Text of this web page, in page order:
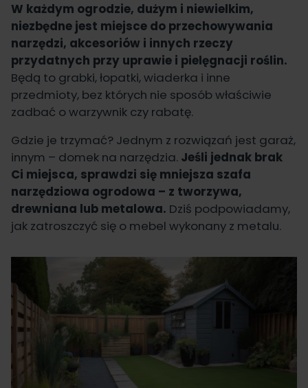
W każdym ogrodzie, dużym i niewielkim,
niezbędne jest miejsce do przechowywania
narzędzi, akcesoriów i innych rzeczy
przydatnych przy uprawie i pielęgnacji roślin.
Będą to grabki, łopatki, wiaderka i inne
przedmioty, bez których nie sposób właściwie
zadbać o warzywnik czy rabatę.
Gdzie je trzymać? Jednym z rozwiązań jest garaż,
innym – domek na narzędzia. Jeśli jednak brak
Ci miejsca, sprawdzi się mniejsza szafa
narzędziowa ogrodowa – z tworzywa,
drewniana lub metalowa. Dziś podpowiadamy,
jak zatroszczyć się o mebel wykonany z metalu.